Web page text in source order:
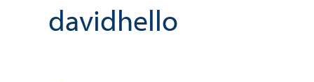
davidhello